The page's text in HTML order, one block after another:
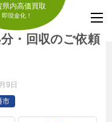
県内高価買取
即現金化！
・回収のご依頼
9日
市